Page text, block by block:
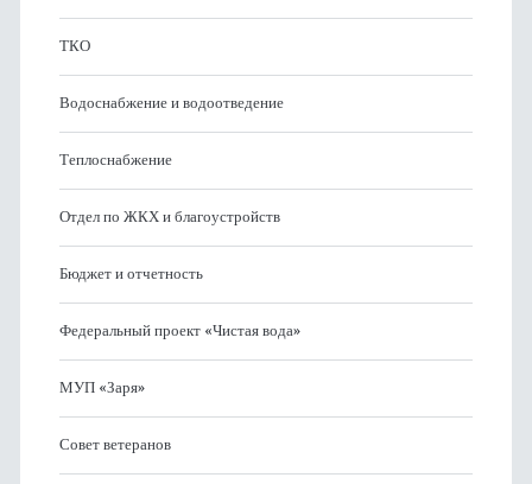
ТКО
Водоснабжение и водоотведение
Теплоснабжение
Отдел по ЖКХ и благоустройств
Бюджет и отчетность
Федеральный проект «Чистая вода»
МУП «Заря»
Совет ветеранов